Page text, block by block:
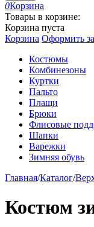
0Корзина
Товары в корзине:
Корзина пуста
Корзина Оформить
Костюмы
Комбинезоны
Куртки
Пальто
Плащи
Брюки
Флисовые
Шапки
Варежки
Зимняя обувь
Главная/Каталог/
Костюм